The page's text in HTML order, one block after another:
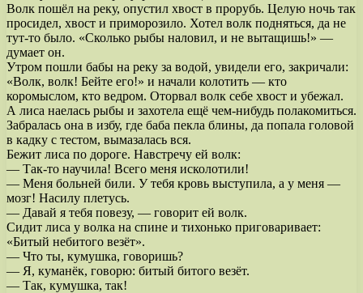
Волк пошёл на реку, опустил хвост в прорубь. Целую ночь так
просидел, хвост и приморозило. Хотел волк подняться, да не
тут-то было. «Сколько рыбы наловил, и не вытащишь!» —
думает он.
Утром пошли бабы на реку за водой, увидели его, закричали:
«Волк, волк! Бейте его!» и начали колотить — кто
коромыслом, кто ведром. Оторвал волк себе хвост и убежал.
А лиса наелась рыбы и захотела ещё чем-нибудь полакомиться.
Забралась она в избу, где баба пекла блины, да попала головой
в кадку с тестом, вымазалась вся.
Бежит лиса по дороге. Навстречу ей волк:
— Так-то научила! Всего меня исколотили!
— Меня больней били. У тебя кровь выступила, а у меня —
мозг! Насилу плетусь.
— Давай я тебя повезу, — говорит ей волк.
Сидит лиса у волка на спине и тихонько приговаривает:
«Битый небитого везёт».
— Что ты, кумушка, говоришь?
— Я, куманёк, говорю: битый битого везёт.
— Так, кумушка, так!